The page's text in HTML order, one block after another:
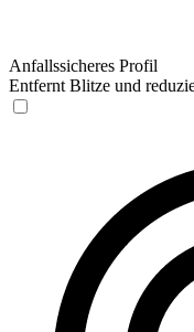
Anfallssicheres Profil
Entfernt Blitze und